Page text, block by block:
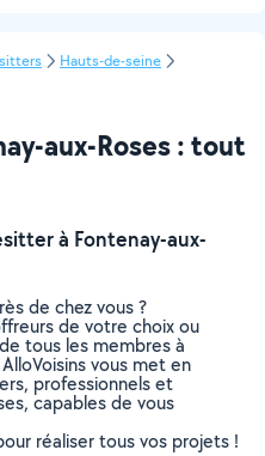
Hauts-de-seine
aux-Roses : tout
à Fontenay-aux-
de chez vous ?
de votre choix ou
tous les membres à
vous met en
professionnels et
capables de vous
réaliser tous vos projets !